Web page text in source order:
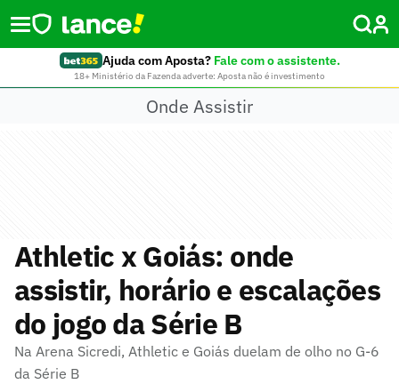
Ajuda com Aposta? Fale com o assistente.
18+ Ministério da Fazenda adverte: Aposta não é investimento
Onde Assistir
Athletic x Goiás: onde
assistir, horário e escalações
do jogo da Série B
Na Arena Sicredi, Athletic e Goiás duelam de olho no G-6
da Série B